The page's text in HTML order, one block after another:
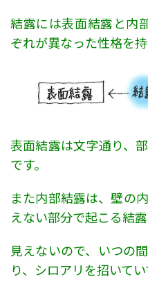
結露には表面結露と内
ぞれが異なった性格を持
表面結露は文字通り、
です。
また内部結露は、壁の
えない部分で起こる結露
見えないので、いつの
り、シロアリを招いてい